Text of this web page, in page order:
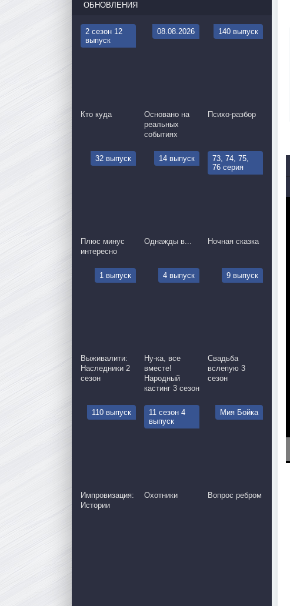
ОБНОВЛЕНИЯ
2 сезон 12
выпуск
Кто куда
08.08.2026
Основано на
реальных
событиях
140 выпуск
Психо-разбор
32 выпуск
Плюс минус
интересно
14 выпуск
Однажды в...
73, 74, 75,
76 серия
Ночная сказка
1 выпуск
Выживалити:
Наследники 2
сезон
4 выпуск
Ну-ка, все
вместе!
Народный
кастинг 3 сезон
9 выпуск
Свадьба
вслепую 3
сезон
110 выпуск
Импровизация:
Истории
11 сезон 4
выпуск
Охотники
Мия Бойка
Вопрос ребром